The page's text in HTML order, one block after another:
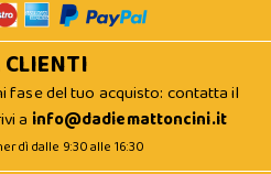
fase del tuo acquisto: contatta il
a info@dadiemattoncini.it
dalle 9:30 alle 16:30